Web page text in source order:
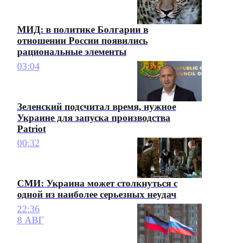
МИД: в политике Болгарии в
отношении России появились
рациональные элементы
03:04
Зеленский подсчитал время, нужное
Украине для запуска производства
Patriot
00:32
СМИ: Украина может столкнуться с
одной из наиболее серьезных неудач
22:36
8 АВГ